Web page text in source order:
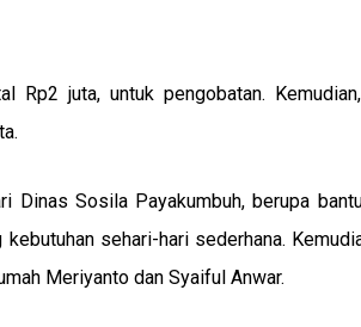
Rp2 juta, untuk pengobatan.
Dinas Sosila Payakumbuh, berupa
kebutuhan sehari-hari sederhana.
Meriyanto dan Syaiful Anwar.